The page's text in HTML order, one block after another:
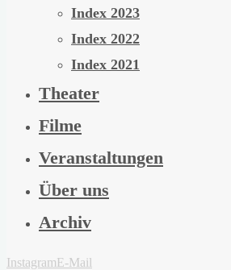
Index 2023
Index 2022
Index 2021
Theater
Filme
Veranstaltungen
Über uns
Archiv
InstagramE-Mail